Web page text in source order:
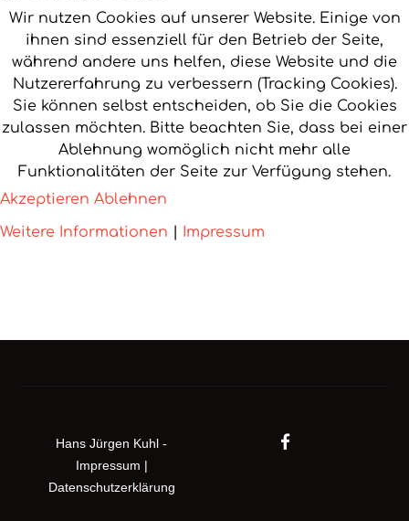
Hans Jürgen Kuhl -
Impressum |
Datenschutzerklärung
Wir nutzen Cookies auf unserer Website. Einige von
ihnen sind essenziell für den Betrieb der Seite,
während andere uns helfen, diese Website und die
Nutzererfahrung zu verbessern (Tracking Cookies).
Sie können selbst entscheiden, ob Sie die Cookies
zulassen möchten. Bitte beachten Sie, dass bei einer
Ablehnung womöglich nicht mehr alle
Funktionalitäten der Seite zur Verfügung stehen.
Akzeptieren Ablehnen
Weitere Informationen
Impressum